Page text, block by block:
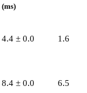
(ms)
4.4 ± 0.0 1.6
8.4 ± 0.0 6.5